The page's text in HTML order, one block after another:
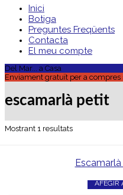
Inici
Botiga
Preguntes Freqüents
Contacta
El meu compte
Del Mar... a Casa
Enviament gratuït per a compres
escamarlà petit
Mostrant 1 resultats
AFEGIR